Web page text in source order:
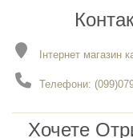
Інтернет магазин
Телефони:
Хочете